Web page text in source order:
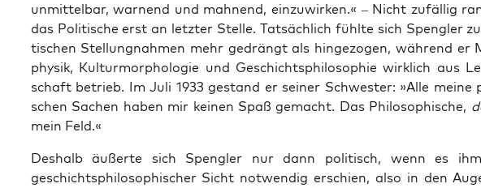
unmit­tel­bar, war­nend und mah­nend, ein­zu­wir­ken.« – Nicht zufäl­lig
das Poli­ti­sche erst an letz­ter Stel­le. Tat­säch­lich fühl­te sich Speng­ler
ti­schen Stel­lung­nah­men mehr gedrängt als hin­ge­zo­gen, wäh­rend er
phy­sik, Kul­tur­mor­pho­lo­gie und Geschichts­phi­lo­so­phie wirk­lich aus
schaft betrieb. Im Juli 1933 gestand er sei­ner Schwes­ter: »Alle
schen Sachen haben mir kei­nen Spaß gemacht. Das Phi­lo­so­phi­sche,
mein Feld.«
Des­halb äußer­te sich Speng­ler nur dann poli­tisch, wenn es
geschichts­phi­lo­so­phi­scher Sicht not­wen­dig erschien, also in den